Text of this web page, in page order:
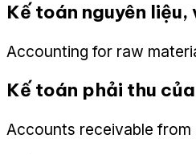
Kế toán nguyên liệu,
Accounting for raw
Kế toán phải thu
Accounts receivable from